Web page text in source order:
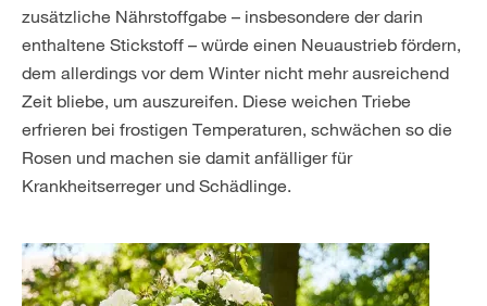
zusätzliche Nährstoffgabe – insbesondere der darin
enthaltene Stickstoff – würde einen Neuaustrieb fördern,
dem allerdings vor dem Winter nicht mehr ausreichend
Zeit bliebe, um auszureifen. Diese weichen Triebe
erfrieren bei frostigen Temperaturen, schwächen so die
Rosen und machen sie damit anfälliger für
Krankheitserreger und Schädlinge.